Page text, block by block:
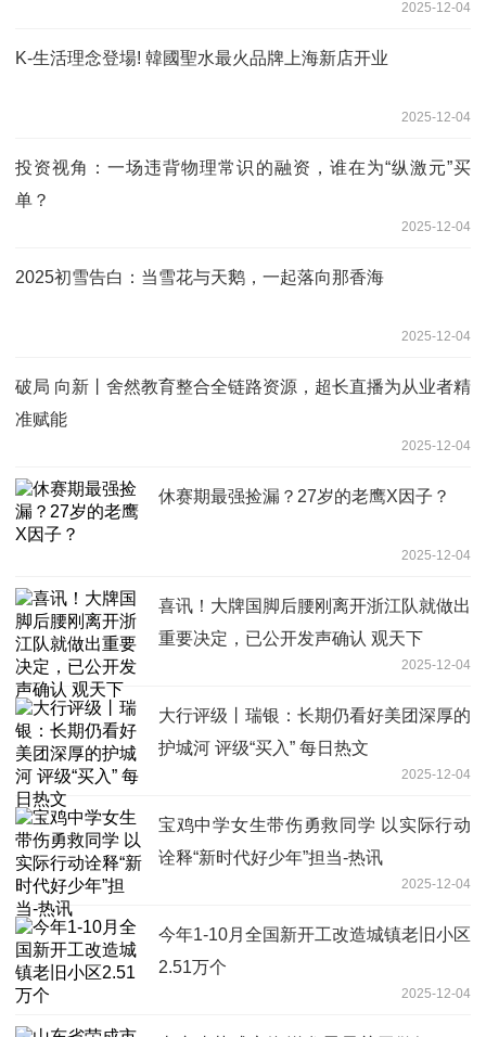
2025-12-04
K-生活理念登場! 韓國聖水最火品牌上海新店开业
2025-12-04
投资视角：一场违背物理常识的融资，谁在为“纵激元”买
单？
2025-12-04
2025初雪告白：当雪花与天鹅，一起落向那香海
2025-12-04
破局 向新丨舍然教育整合全链路资源，超长直播为从业者精
准赋能
2025-12-04
休赛期最强捡漏？27岁的老鹰X因子？
2025-12-04
喜讯！大牌国脚后腰刚离开浙江队就做出
重要决定，已公开发声确认 观天下
2025-12-04
大行评级丨瑞银：长期仍看好美团深厚的
护城河 评级“买入” 每日热文
2025-12-04
宝鸡中学女生带伤勇救同学 以实际行动
诠释“新时代好少年”担当-热讯
2025-12-04
今年1-10月全国新开工改造城镇老旧小区
2.51万个
2025-12-04